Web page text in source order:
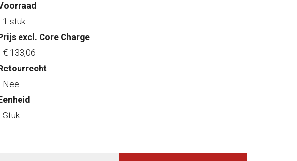
1 stuk
excl. Core Charge
€ 133,06
Nee
Stuk